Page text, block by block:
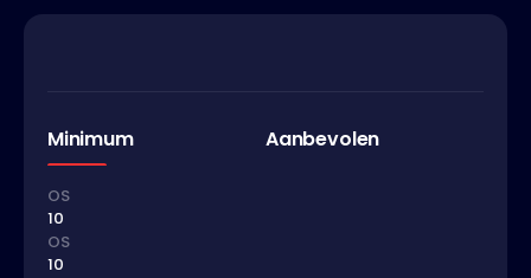
Minimum Aanbevolen
OS
10
OS
10